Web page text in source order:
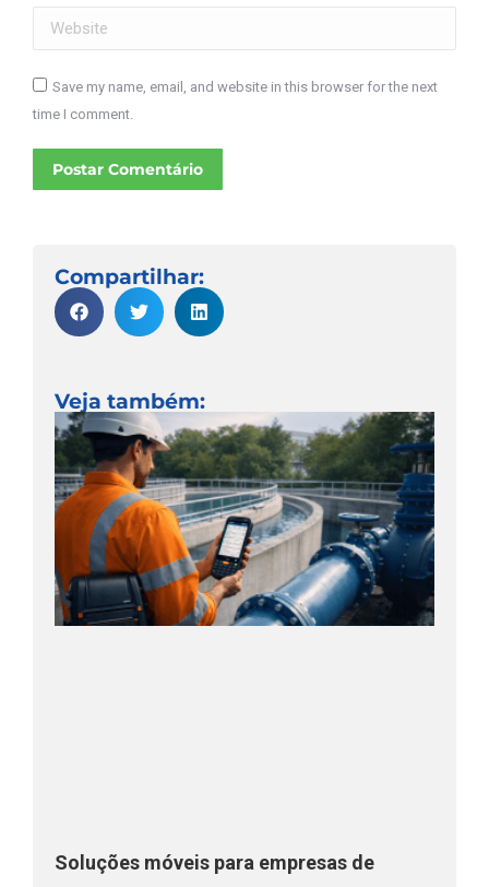
Website
Save my name, email, and website in this browser for the next
time I comment.
Postar Comentário
Compartilhar:
Veja também:
Soluções móveis para empresas de